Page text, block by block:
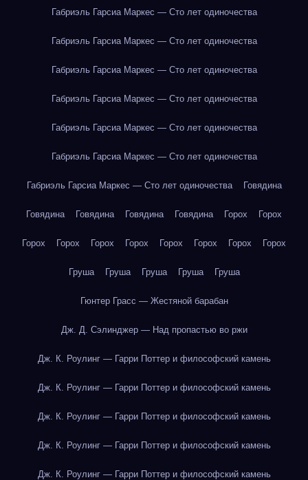
Габриэль Гарсиа Маркес — Сто лет одиночества
Габриэль Гарсиа Маркес — Сто лет одиночества
Габриэль Гарсиа Маркес — Сто лет одиночества
Габриэль Гарсиа Маркес — Сто лет одиночества
Габриэль Гарсиа Маркес — Сто лет одиночества
Габриэль Гарсиа Маркес — Сто лет одиночества
Габриэль Гарсиа Маркес — Сто лет одиночества Говядина
Говядина Говядина Говядина Говядина Горох Горох
Горох Горох Горох Горох Горох Горох Горох Горох
Груша Груша Груша Груша Груша
Гюнтер Грасс — Жестяной барабан
Дж. Д. Сэлинджер — Над пропастью во ржи
Дж. К. Роулинг — Гарри Поттер и философский камень
Дж. К. Роулинг — Гарри Поттер и философский камень
Дж. К. Роулинг — Гарри Поттер и философский камень
Дж. К. Роулинг — Гарри Поттер и философский камень
Дж. К. Роулинг — Гарри Поттер и философский камень